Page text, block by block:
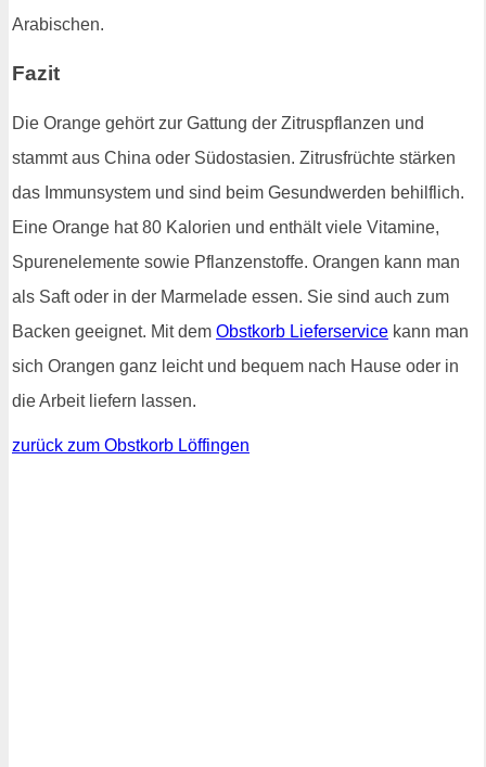
Arabischen.
Fazit
Die Orange gehört zur Gattung der Zitruspflanzen und
stammt aus China oder Südostasien. Zitrusfrüchte stärken
das Immunsystem und sind beim Gesundwerden behilflich.
Eine Orange hat 80 Kalorien und enthält viele Vitamine,
Spurenelemente sowie Pflanzenstoffe. Orangen kann man
als Saft oder in der Marmelade essen. Sie sind auch zum
Backen geeignet. Mit dem Obstkorb Lieferservice kann man
sich Orangen ganz leicht und bequem nach Hause oder in
die Arbeit liefern lassen.
zurück zum Obstkorb Löffingen